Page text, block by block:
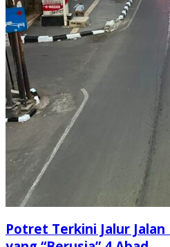
Potret Terkini Jalur